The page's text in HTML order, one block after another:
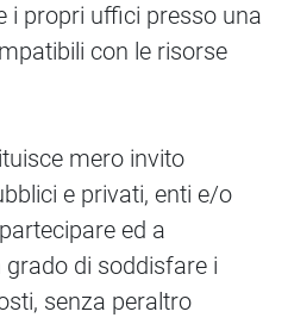
i propri uffici presso una
con le risorse
mero invito
e privati, enti e/o
ed a
di soddisfare i
senza peraltro